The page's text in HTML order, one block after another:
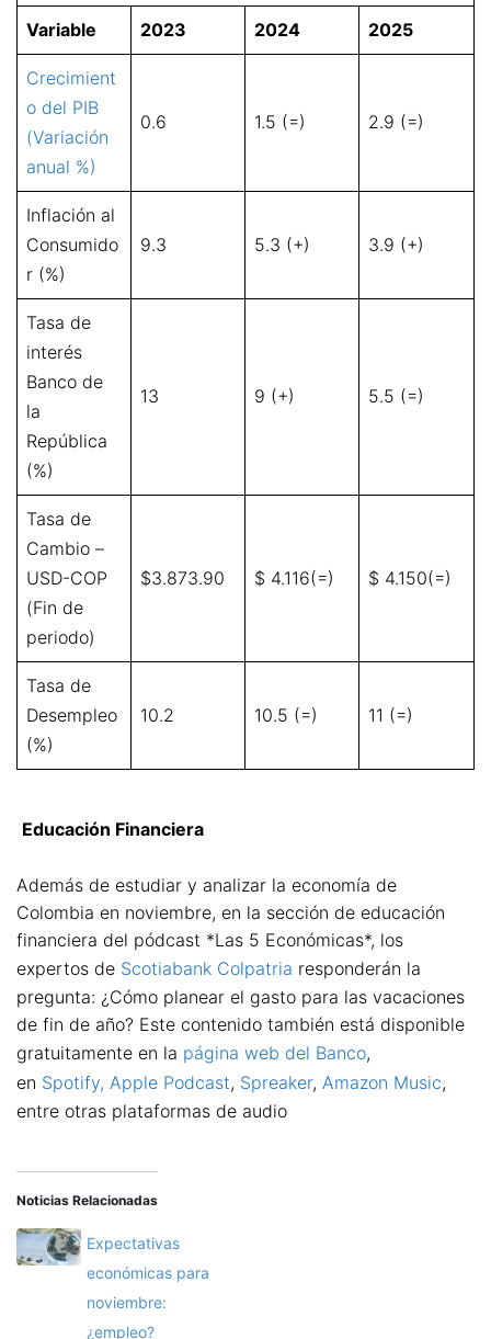
Variable 2023 2024 2025
Crecimient
o del PIB
(Variación
anual %)
0.6 1.5 (=) 2.9 (=)
Inflación al
Consumido
r (%)
9.3 5.3 (+) 3.9 (+)
Tasa de
interés
Banco de
la
República
(%)
13 9 (+) 5.5 (=)
Tasa de
Cambio –
USD-COP
(Fin de
periodo)
$3.873.90 $ 4.116(=) $ 4.150(=)
Tasa de
Desempleo
(%)
10.2 10.5 (=) 11 (=)
Educación Financiera
Además de estudiar y analizar la economía de
Colombia en noviembre, en la sección de educación
financiera del pódcast *Las 5 Económicas*, los
expertos de Scotiabank Colpatria responderán la
pregunta: ¿Cómo planear el gasto para las vacaciones
de fin de año? Este contenido también está disponible
gratuitamente en la página web del Banco,
en Spotify, Apple Podcast, Spreaker, Amazon Music,
entre otras plataformas de audio
Noticias Relacionadas
Expectativas
económicas para
noviembre:
¿empleo?